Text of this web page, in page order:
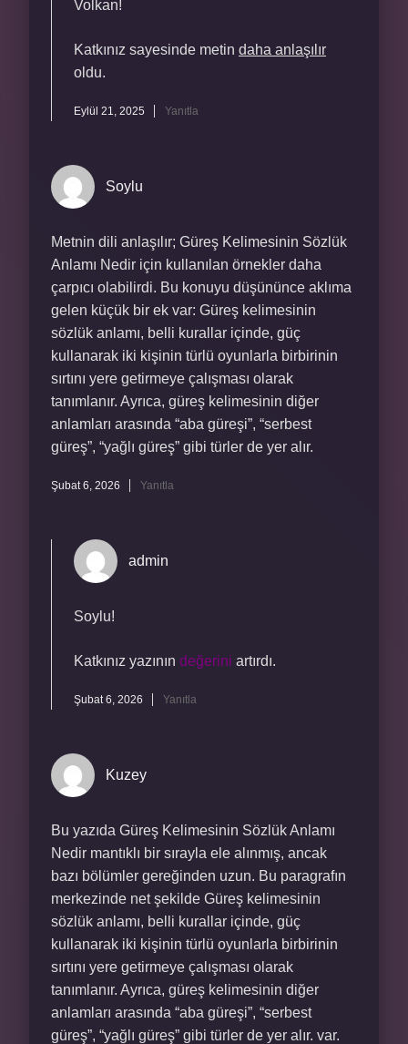
Volkan!
Katkınız sayesinde metin daha anlaşılır
oldu.
Eylül 21, 2025 Yanıtla
Soylu
Metnin dili anlaşılır; Güreş Kelimesinin Sözlük
Anlamı Nedir için kullanılan örnekler daha
çarpıcı olabilirdi. Bu konuyu düşününce aklıma
gelen küçük bir ek var: Güreş kelimesinin
sözlük anlamı, belli kurallar içinde, güç
kullanarak iki kişinin türlü oyunlarla birbirinin
sırtını yere getirmeye çalışması olarak
tanımlanır. Ayrıca, güreş kelimesinin diğer
anlamları arasında “aba güreşi”, “serbest
güreş”, “yağlı güreş” gibi türler de yer alır.
Şubat 6, 2026 Yanıtla
admin
Soylu!
Katkınız yazının değerini artırdı.
Şubat 6, 2026 Yanıtla
Kuzey
Bu yazıda Güreş Kelimesinin Sözlük Anlamı
Nedir mantıklı bir sırayla ele alınmış, ancak
bazı bölümler gereğinden uzun. Bu paragrafın
merkezinde net şekilde Güreş kelimesinin
sözlük anlamı, belli kurallar içinde, güç
kullanarak iki kişinin türlü oyunlarla birbirinin
sırtını yere getirmeye çalışması olarak
tanımlanır. Ayrıca, güreş kelimesinin diğer
anlamları arasında “aba güreşi”, “serbest
güreş”, “yağlı güreş” gibi türler de yer alır. var.